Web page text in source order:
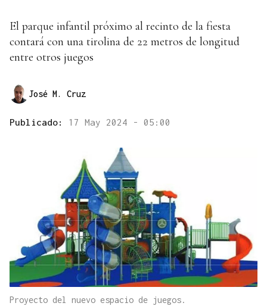
El parque infantil próximo al recinto de la fiesta
contará con una tirolina de 22 metros de longitud
entre otros juegos
José M. Cruz
Publicado: 17 May 2024 - 05:00
Proyecto del nuevo espacio de juegos.